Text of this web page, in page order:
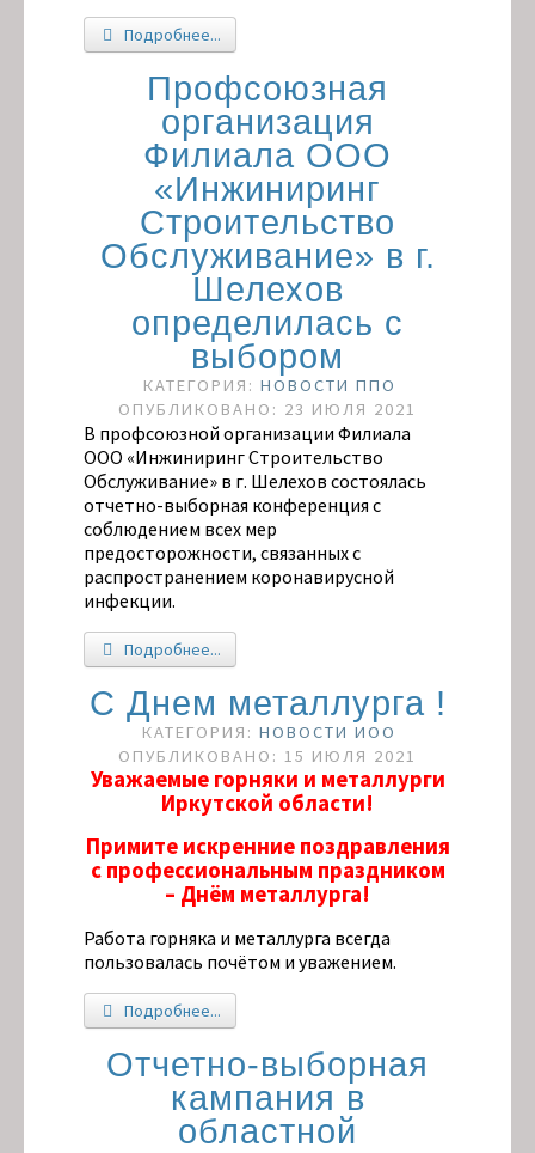
Подробнее...
Профсоюзная
организация
Филиала ООО
«Инжиниринг
Строительство
Обслуживание» в г.
Шелехов
определилась с
выбором
КАТЕГОРИЯ: НОВОСТИ ППО
ОПУБЛИКОВАНО: 23 ИЮЛЯ 2021
В профсоюзной организации Филиала
ООО «Инжиниринг Строительство
Обслуживание» в г. Шелехов состоялась
отчетно-выборная конференция с
соблюдением всех мер
предосторожности, связанных с
распространением коронавирусной
инфекции.
Подробнее...
С Днем металлурга !
КАТЕГОРИЯ: НОВОСТИ ИОО
ОПУБЛИКОВАНО: 15 ИЮЛЯ 2021
Уважаемые горняки и металлурги
Иркутской области!
Примите искренние поздравления
с профессиональным праздником
– Днём металлурга!
Работа горняка и металлурга всегда
пользовалась почётом и уважением.
Подробнее...
Отчетно-выборная
кампания в
областной